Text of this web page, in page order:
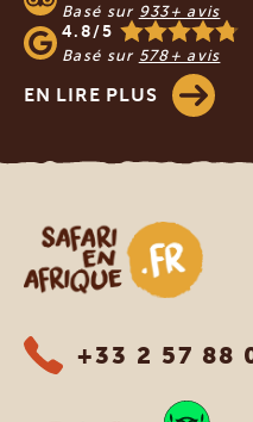
Basé sur 933+ avis
4.8/5
Basé sur 578+ avis
EN LIRE PLUS
Safari en Afrique
+33 2 57 88